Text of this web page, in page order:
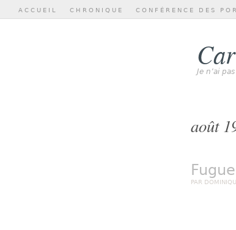
Je n’ai
ACCUEIL CHRONIQUE CONFÉRENCE DES
août
PAR